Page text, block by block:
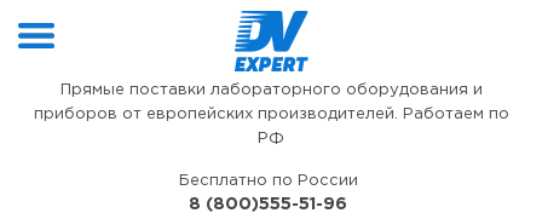
Прямые поставки лабораторного оборудования и
приборов от европейских производителей. Работаем по
РФ
Бесплатно по России
8 (800)555-51-96